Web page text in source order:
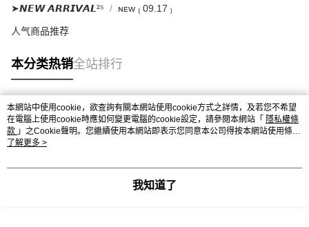
➤𝙉𝙀𝙒 𝘼𝙍𝙍𝙄𝙑𝘼𝙇²⁵ ɴᴇᴡ ₍ 09.17 ₎
人气商品推荐
本分类热销全站排行
热门标签
本網站中使用cookie，欲查詢有關本網站使用cookie方式之詳情，及若您不希望
在電腦上使用cookie時應如何變更電腦的cookie設定，請參閱本網站「 隱私權條
款 」之Cookie聲明。您繼續使用本網站即表示您同意本公司得按本網站使用條款
之Cookie聲明使用cookie。
了解更多 >
我知道了